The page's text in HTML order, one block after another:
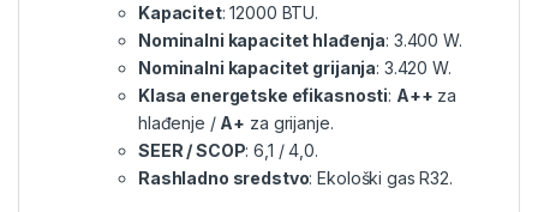
Kapacitet: 12000 BTU.
Nominalni kapacitet hlađenja: 3.400 W.
Nominalni kapacitet grijanja: 3.420 W.
Klasa energetske efikasnosti: A++ za
hlađenje / A+ za grijanje.
SEER / SCOP: 6,1 / 4,0.
Rashladno sredstvo: Ekološki gas R32.